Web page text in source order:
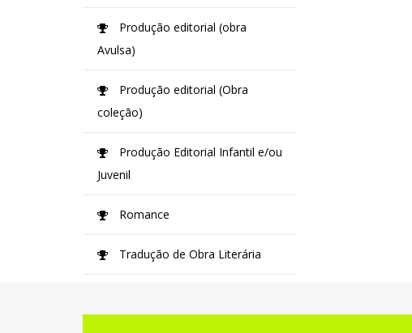
Produção editorial (obra
Avulsa)
Produção editorial (Obra
coleção)
Produção Editorial Infantil e/ou
Juvenil
Romance
Tradução de Obra Literária